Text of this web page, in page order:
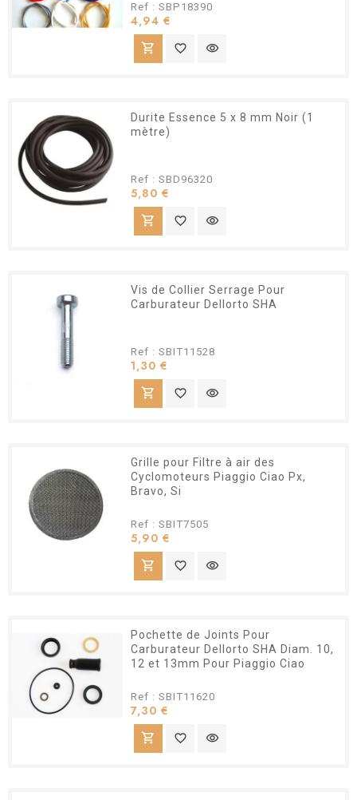
Ref : SBP18390
4,94 €
shopping_cart favorite_border visibility
Durite Essence 5 x 8 mm Noir (1
mètre)
Ref : SBD96320
5,80 €
shopping_cart favorite_border visibility
Vis de Collier Serrage Pour
Carburateur Dellorto SHA
Ref : SBIT11528
1,30 €
shopping_cart favorite_border visibility
Grille pour Filtre à air des
Cyclomoteurs Piaggio Ciao Px,
Bravo, Si
Ref : SBIT7505
5,90 €
shopping_cart favorite_border visibility
Pochette de Joints Pour
Carburateur Dellorto SHA Diam. 10,
12 et 13mm Pour Piaggio Ciao
Ref : SBIT11620
7,30 €
shopping_cart favorite_border visibility